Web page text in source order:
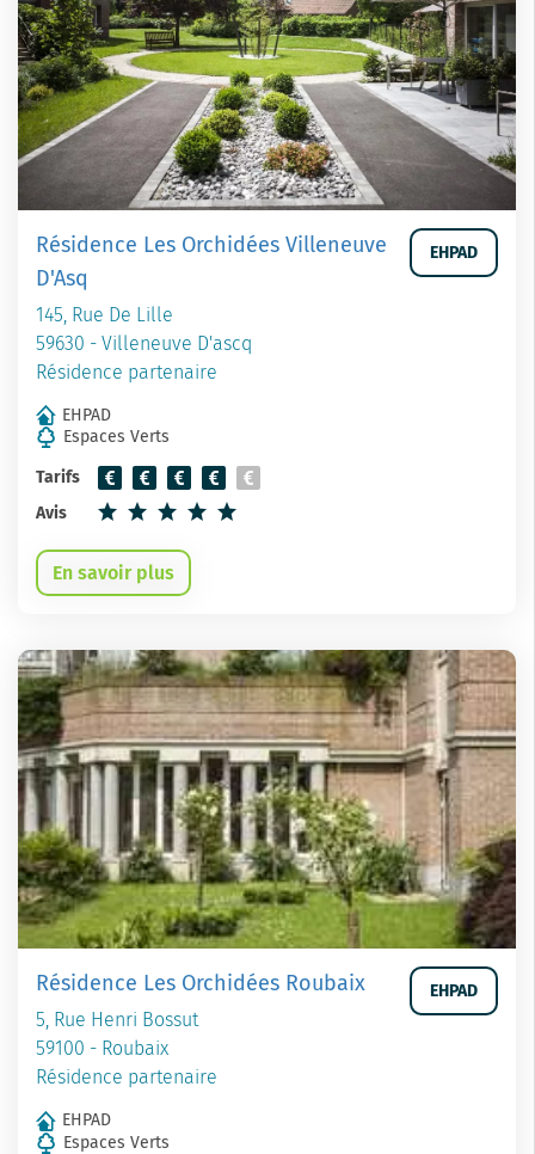
Résidence Les Orchidées Villeneuve
D'Asq
145, Rue De Lille
59630 - Villeneuve D'ascq
Résidence partenaire
EHPAD
EHPAD
Espaces Verts
Tarifs
Avis
En savoir plus
Résidence Les Orchidées Roubaix
5, Rue Henri Bossut
59100 - Roubaix
Résidence partenaire
EHPAD
EHPAD
Espaces Verts